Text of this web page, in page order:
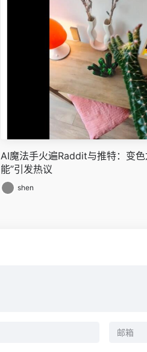
AI魔法手火遍Raddit与推特：变色
能”引发热议
shen